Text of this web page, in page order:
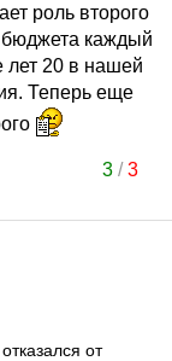
роль второго
бюджета каждый
лет 20 в нашей
Теперь еще
3/3
от